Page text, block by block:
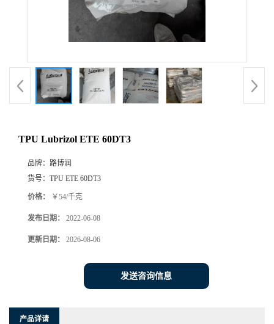
TPU Lubrizol ETE 60DT3
品牌： 路博润
货号： TPU ETE 60DT3
价格： ￥54/千克
发布日期： 2022-06-08
更新日期： 2026-08-06
发送咨询信息
产品详请